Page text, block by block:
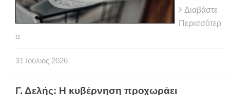
Διαβάστε
Περισσότερ
α
31 Ιούλιος 2026
Γ. Δελής: Η κυβέρνηση προχωράει